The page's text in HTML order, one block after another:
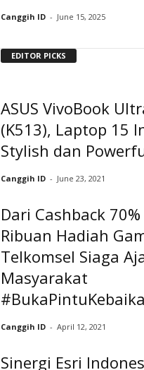
Canggih ID - June 15, 2025
EDITOR PICKS
ASUS VivoBook
(K513), Laptop 15
Stylish dan
Canggih ID - June 23, 2021
Dari Cashback
Ribuan Hadiah
Telkomsel Siaga
Masyarakat
Canggih ID - April 12, 2021
Sinergi Esri